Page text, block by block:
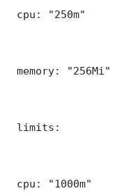
cpu: "250m"
memory: "256Mi"
limits:
cpu: "1000m"